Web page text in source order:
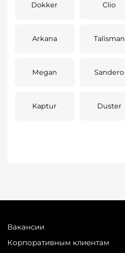
Dokker Clio
Arkana Talisman
Megan Sandero
Kaptur Duster
Вакансии
Корпоративным клиентам